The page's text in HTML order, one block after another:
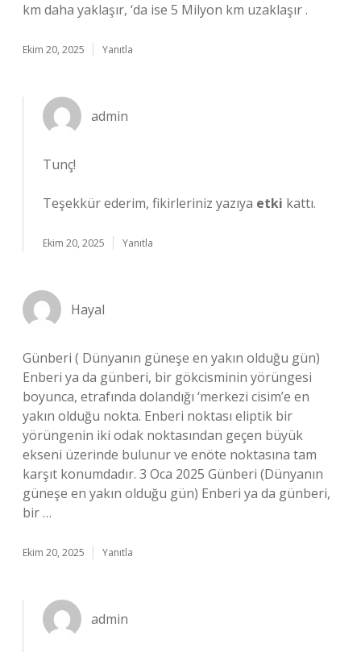
km daha yaklaşır, ‘da ise 5 Milyon km uzaklaşır .
Ekim 20, 2025 Yanıtla
admin
Tunç!
Teşekkür ederim, fikirleriniz yazıya etki kattı.
Ekim 20, 2025 Yanıtla
Hayal
Günberi ( Dünyanın güneşe en yakın olduğu gün)
Enberi ya da günberi, bir gökcisminin yörüngesi
boyunca, etrafında dolandığı ‘merkezi cisim’e en
yakın olduğu nokta. Enberi noktası eliptik bir
yörüngenin iki odak noktasından geçen büyük
ekseni üzerinde bulunur ve enöte noktasına tam
karşıt konumdadır. 3 Oca 2025 Günberi (Dünyanın
güneşe en yakın olduğu gün) Enberi ya da günberi,
bir …
Ekim 20, 2025 Yanıtla
admin